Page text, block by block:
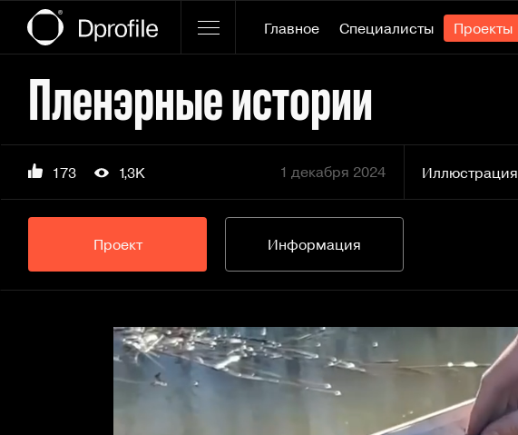
Главное Специалисты Проекты
Пленэрные истории
173 1,3K 1 декабря 2024 Иллюстрация
Проект Информация